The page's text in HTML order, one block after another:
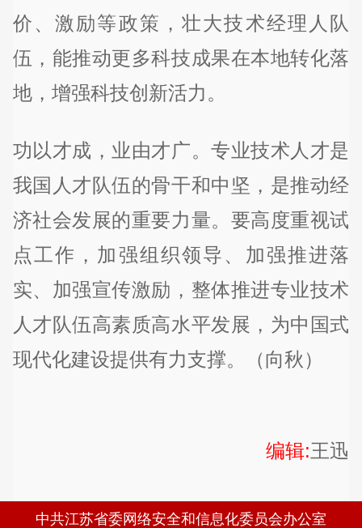
价、激励等政策，壮大技术经理人队
伍，能推动更多科技成果在本地转化落
地，增强科技创新活力。
功以才成，业由才广。专业技术人才是
我国人才队伍的骨干和中坚，是推动经
济社会发展的重要力量。要高度重视试
点工作，加强组织领导、加强推进落
实、加强宣传激励，整体推进专业技术
人才队伍高素质高水平发展，为中国式
现代化建设提供有力支撑。（向秋）
编辑:王迅
中共江苏省委网络安全和信息化委员会办公室